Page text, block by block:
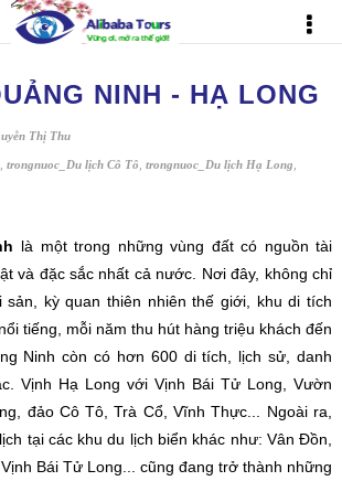
NINH - HẠ LONG
Thị Thu
trongnuoc_Du lịch Cô Tô trongnuoc_Du lịch Hạ Long
là một trong những vùng đất có nguồn tài
và đặc sắc nhất cả nước. Nơi đây, không chỉ
sản, kỳ quan thiên nhiên thế giới, khu di tích
tiếng, mỗi năm thu hút hàng triệu khách đến
Ninh còn có hơn 600 di tích, lịch sử, danh
Vịnh Hạ Long với Vịnh Bái Tử Long, Vườn
đảo Cô Tô, Trà Cổ, Vĩnh Thực... Ngoài ra,
tại các khu du lịch biển khác như: Vân Đồn,
Bái Tử Long... cũng đang trở thành những